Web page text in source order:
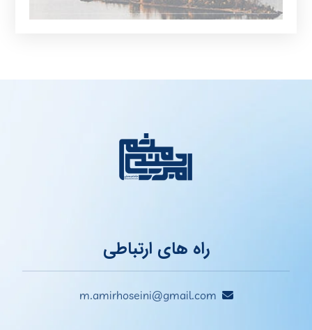
راه های ارتباطی
m.amirhoseini@gmail.com